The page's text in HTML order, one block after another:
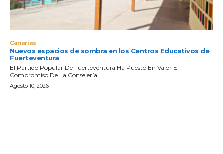
Canarias
Nuevos espacios de sombra en los Centros Educativos de
Fuerteventura
El Partido Popular De Fuerteventura Ha Puesto En Valor El
Compromiso De La Consejería...
Agosto 10, 2026